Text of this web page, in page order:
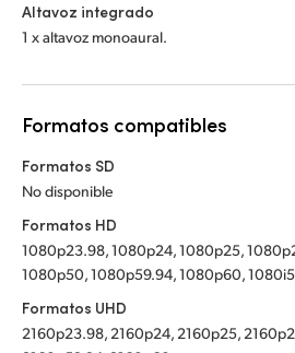
Altavoz integrado
1 x altavoz monoaural.
Formatos compatibles
Formatos SD
No disponible
Formatos HD
1080p23.98, 1080p24, 1080p25,
1080p50, 1080p59.94, 1080p60,
Formatos UHD
2160p23.98, 2160p24, 2160p25,